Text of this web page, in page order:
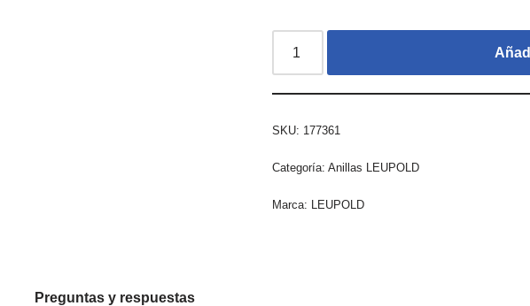
SKU: 177361
Categoría: Anillas LEUPOLD
Marca: LEUPOLD
Preguntas y respuestas